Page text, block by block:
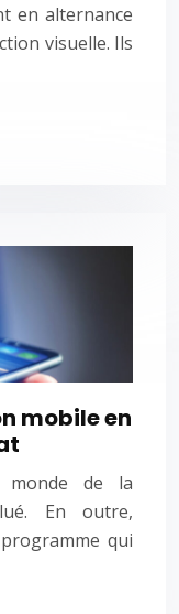
en alternance
visuelle. Ils
mobile en
de la
En outre,
qui